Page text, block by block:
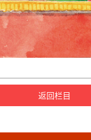
返回栏目